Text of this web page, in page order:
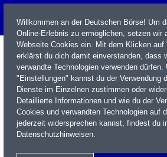
Name / WKN / ISIN / Kürzel
Willkommen an der Deutschen Börse! Um
Online-Erlebnis zu ermöglichen, setzen wir
Webseite Cookies ein. Mit dem Klicken auf
erklärst du dich damit einverstanden, dass
verwandte Technologien verwenden dürfen.
"Einstellungen" kannst du der Verwendung
Dienste im Einzelnen zustimmen oder
Detaillierte Informationen und wie du der
Cookies und verwandten Technologien auf
jederzeit widersprechen kannst, findest du
Datenschutzhinweisen.